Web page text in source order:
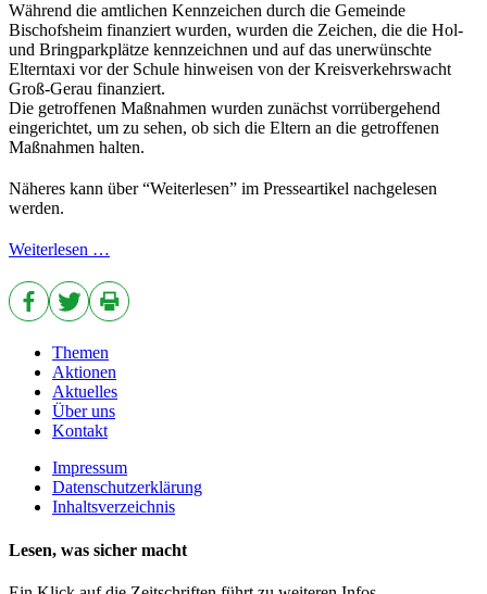
Während die amtlichen Kennzeichen durch die Gemeinde
Bischofsheim finanziert wurden, wurden die Zeichen, die die Hol-
und Bringparkplätze kennzeichnen und auf das unerwünschte
Elterntaxi vor der Schule hinweisen von der Kreisverkehrswacht
Groß-Gerau finanziert.
Die getroffenen Maßnahmen wurden zunächst vorrübergehend
eingerichtet, um zu sehen, ob sich die Eltern an die getroffenen
Maßnahmen halten.
Näheres kann über “Weiterlesen” im Presseartikel nachgelesen
werden.
Weiterlesen …
Themen
Aktionen
Aktuelles
Über uns
Kontakt
Impressum
Datenschutzerklärung
Inhaltsverzeichnis
Lesen, was sicher macht